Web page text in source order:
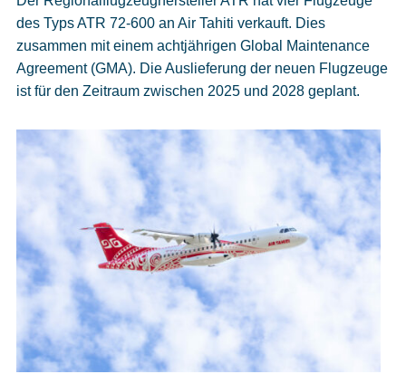
des Typs ATR 72-600 an Air Tahiti verkauft. Dies
zusammen mit einem achtjährigen Global Maintenance
Agreement (GMA). Die Auslieferung der neuen Flugzeuge
ist für den Zeitraum zwischen 2025 und 2028 geplant.